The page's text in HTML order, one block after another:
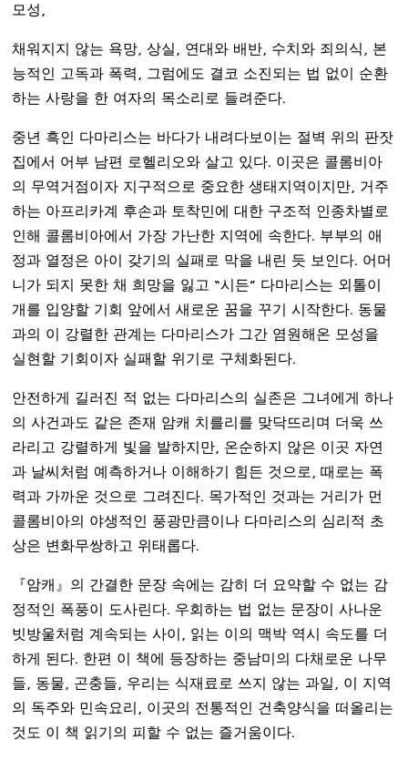
모성,
채워지지 않는 욕망, 상실, 연대와 배반, 수치와 죄의식, 본
능적인 고독과 폭력, 그럼에도 결코 소진되는 법 없이 순환
하는 사랑을 한 여자의 목소리로 들려준다.
중년 흑인 다마리스는 바다가 내려다보이는 절벽 위의 판잣
집에서 어부 남편 로헬리오와 살고 있다. 이곳은 콜롬비아
의 무역거점이자 지구적으로 중요한 생태지역이지만, 거주
하는 아프리카계 후손과 토착민에 대한 구조적 인종차별로
인해 콜롬비아에서 가장 가난한 지역에 속한다. 부부의 애
정과 열정은 아이 갖기의 실패로 막을 내린 듯 보인다. 어머
니가 되지 못한 채 희망을 잃고 “시든” 다마리스는 외톨이
개를 입양할 기회 앞에서 새로운 꿈을 꾸기 시작한다. 동물
과의 이 강렬한 관계는 다마리스가 그간 염원해온 모성을
실현할 기회이자 실패할 위기로 구체화된다.
안전하게 길러진 적 없는 다마리스의 실존은 그녀에게 하나
의 사건과도 같은 존재 암캐 치를리를 맞닥뜨리며 더욱 쓰
라리고 강렬하게 빛을 발하지만, 온순하지 않은 이곳 자연
과 날씨처럼 예측하거나 이해하기 힘든 것으로, 때로는 폭
력과 가까운 것으로 그려진다. 목가적인 것과는 거리가 먼
콜롬비아의 야생적인 풍광만큼이나 다마리스의 심리적 초
상은 변화무쌍하고 위태롭다.
『암캐』의 간결한 문장 속에는 감히 더 요약할 수 없는 감
정적인 폭풍이 도사린다. 우회하는 법 없는 문장이 사나운
빗방울처럼 계속되는 사이, 읽는 이의 맥박 역시 속도를 더
하게 된다. 한편 이 책에 등장하는 중남미의 다채로운 나무
들, 동물, 곤충들, 우리는 식재료로 쓰지 않는 과일, 이 지역
의 독주와 민속요리, 이곳의 전통적인 건축양식을 떠올리는
것도 이 책 읽기의 피할 수 없는 즐거움이다.